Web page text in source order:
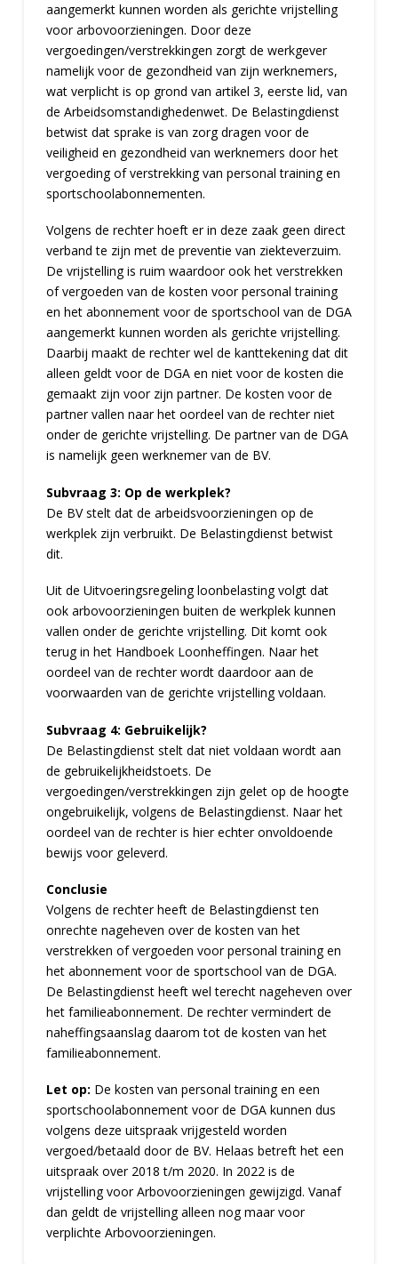
aangemerkt kunnen worden als gerichte vrijstelling
voor arbovoorzieningen. Door deze
vergoedingen/verstrekkingen zorgt de werkgever
namelijk voor de gezondheid van zijn werknemers,
wat verplicht is op grond van artikel 3, eerste lid, van
de Arbeidsomstandighedenwet. De Belastingdienst
betwist dat sprake is van zorg dragen voor de
veiligheid en gezondheid van werknemers door het
vergoeding of verstrekking van personal training en
sportschoolabonnementen.
Volgens de rechter hoeft er in deze zaak geen direct
verband te zijn met de preventie van ziekteverzuim.
De vrijstelling is ruim waardoor ook het verstrekken
of vergoeden van de kosten voor personal training
en het abonnement voor de sportschool van de DGA
aangemerkt kunnen worden als gerichte vrijstelling.
Daarbij maakt de rechter wel de kanttekening dat dit
alleen geldt voor de DGA en niet voor de kosten die
gemaakt zijn voor zijn partner. De kosten voor de
partner vallen naar het oordeel van de rechter niet
onder de gerichte vrijstelling. De partner van de DGA
is namelijk geen werknemer van de BV.
Subvraag 3: Op de werkplek?
De BV stelt dat de arbeidsvoorzieningen op de
werkplek zijn verbruikt. De Belastingdienst betwist
dit.
Uit de Uitvoeringsregeling loonbelasting volgt dat
ook arbovoorzieningen buiten de werkplek kunnen
vallen onder de gerichte vrijstelling. Dit komt ook
terug in het Handboek Loonheffingen. Naar het
oordeel van de rechter wordt daardoor aan de
voorwaarden van de gerichte vrijstelling voldaan.
Subvraag 4: Gebruikelijk?
De Belastingdienst stelt dat niet voldaan wordt aan
de gebruikelijkheidstoets. De
vergoedingen/verstrekkingen zijn gelet op de hoogte
ongebruikelijk, volgens de Belastingdienst. Naar het
oordeel van de rechter is hier echter onvoldoende
bewijs voor geleverd.
Conclusie
Volgens de rechter heeft de Belastingdienst ten
onrechte nageheven over de kosten van het
verstrekken of vergoeden voor personal training en
het abonnement voor de sportschool van de DGA.
De Belastingdienst heeft wel terecht nageheven over
het familieabonnement. De rechter vermindert de
naheffingsaanslag daarom tot de kosten van het
familieabonnement.
Let op: De kosten van personal training en een
sportschoolabonnement voor de DGA kunnen dus
volgens deze uitspraak vrijgesteld worden
vergoed/betaald door de BV. Helaas betreft het een
uitspraak over 2018 t/m 2020. In 2022 is de
vrijstelling voor Arbovoorzieningen gewijzigd. Vanaf
dan geldt de vrijstelling alleen nog maar voor
verplichte Arbovoorzieningen.